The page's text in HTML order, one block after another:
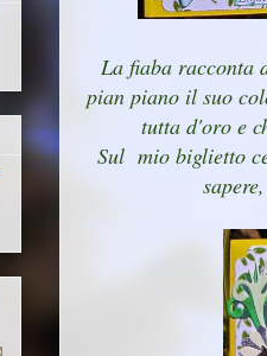
La fiaba racconta
pian piano il suo
tutta d'oro e
Sul mio biglietto